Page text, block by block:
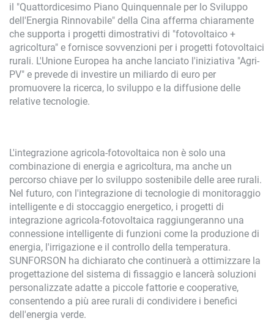
il "Quattordicesimo Piano Quinquennale per lo Sviluppo
dell'Energia Rinnovabile" della Cina afferma chiaramente
che supporta i progetti dimostrativi di "fotovoltaico +
agricoltura" e fornisce sovvenzioni per i progetti fotovoltaici
rurali. L'Unione Europea ha anche lanciato l'iniziativa "Agri-
PV" e prevede di investire un miliardo di euro per
promuovere la ricerca, lo sviluppo e la diffusione delle
relative tecnologie.
L'integrazione agricola-fotovoltaica non è solo una
combinazione di energia e agricoltura, ma anche un
percorso chiave per lo sviluppo sostenibile delle aree rurali.
Nel futuro, con l'integrazione di tecnologie di monitoraggio
intelligente e di stoccaggio energetico, i progetti di
integrazione agricola-fotovoltaica raggiungeranno una
connessione intelligente di funzioni come la produzione di
energia, l'irrigazione e il controllo della temperatura.
SUNFORSON ha dichiarato che continuerà a ottimizzare la
progettazione del sistema di fissaggio e lancerà soluzioni
personalizzate adatte a piccole fattorie e cooperative,
consentendo a più aree rurali di condividere i benefici
dell'energia verde.